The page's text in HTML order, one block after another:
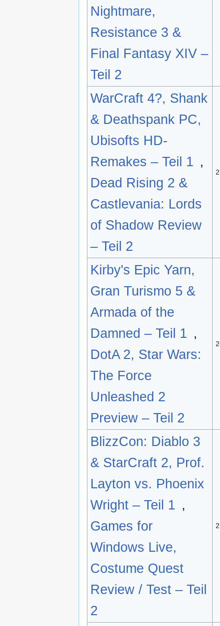
Nightmare,
Resistance 3 &
Final Fantasy XIV –
Teil 2
WarCraft 4?, Shank
& Deathspank PC,
Ubisofts HD-
Remakes – Teil 1 ,
Dead Rising 2 &
Castlevania: Lords
of Shadow Review
– Teil 2
Kirby's Epic Yarn,
Gran Turismo 5 &
Armada of the
Damned – Teil 1 ,
DotA 2, Star Wars:
The Force
Unleashed 2
Preview – Teil 2
BlizzCon: Diablo 3
& StarCraft 2, Prof.
Layton vs. Phoenix
Wright – Teil 1 ,
Games for
Windows Live,
Costume Quest
Review / Test – Teil
2